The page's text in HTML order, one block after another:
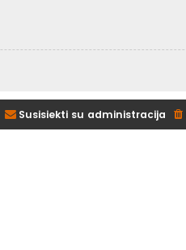
Susisiekti su administracija